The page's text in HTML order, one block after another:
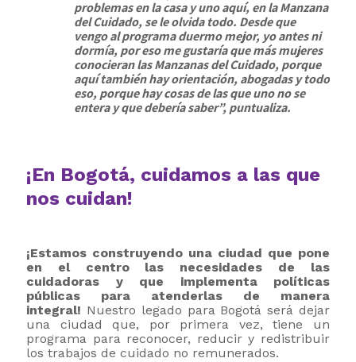
problemas en la casa y uno aquí, en la Manzana
del Cuidado, se le olvida todo. Desde que
vengo al programa duermo mejor, yo antes ni
dormía, por eso me gustaría que más mujeres
conocieran las Manzanas del Cuidado, porque
aquí también hay orientación, abogadas y todo
eso, porque hay cosas de las que uno no se
entera y que debería saber”, puntualiza.
¡En Bogotá, cuidamos a las que
nos cuidan!
¡Estamos construyendo una ciudad que pone
en el centro las necesidades de las
cuidadoras y que implementa políticas
públicas para atenderlas de manera
integral! Nuestro legado para Bogotá será dejar
una ciudad que, por primera vez, tiene un
programa para reconocer, reducir y redistribuir
los trabajos de cuidado no remunerados.